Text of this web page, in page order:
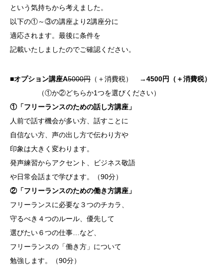
という気持ちから考えました。
以下の①～③の講座より2講座分に
適応されます。最後に条件を
記載いたしましたのでご確認ください。
■オプション講座A5000円 （＋消費税） →4500円（＋消費税）
（①か②どちらか1つを選びください）
①「フリーランスのための話し方講座」
人前で話す機会が多い方、話すことに
自信ない方、声の出し方で伝わり方や
印象は大きく変わります。
発声練習からアクセント、ビジネス敬語
や日常会話まで学びます。（90分）
②「フリーランスのための働き方講座」
フリーランスに必要な３つのチカラ、
守るべき４つのルール、優先して
選びたい６つの仕事…など、
フリーランスの「働き方」について
勉強します。（90分）